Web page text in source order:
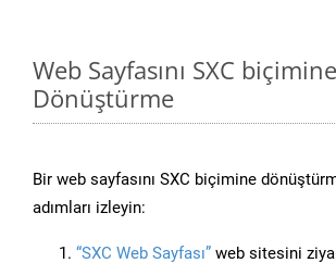
Web Sayfasını SXC biçimine
Dönüştürme
Bir web sayfasını SXC biçimine
adımları izleyin:
“SXC Web Sayfası” web sitesini